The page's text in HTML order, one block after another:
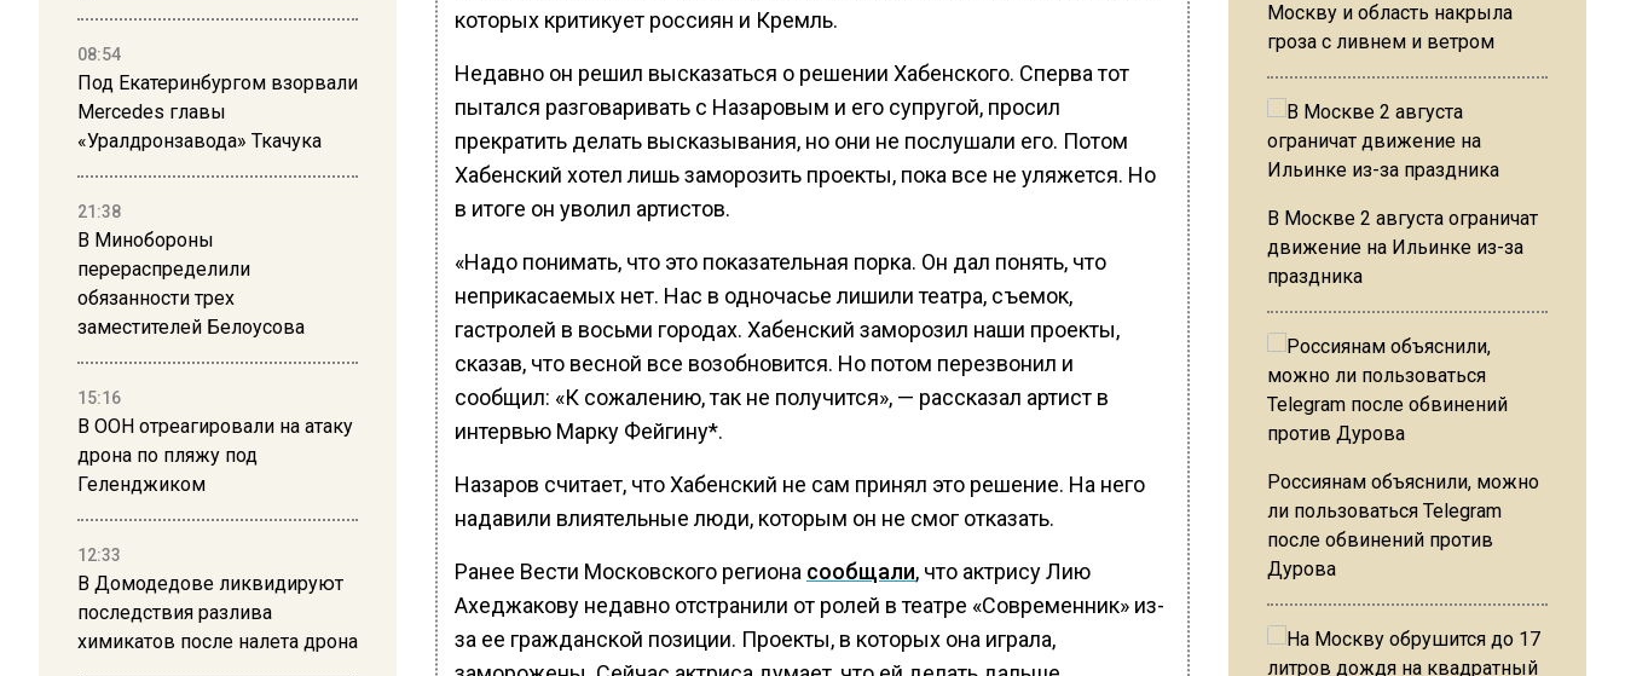
08:54
Под Екатеринбургом взорвали
Mercedes главы
«Уралдронзавода» Ткачука
21:38
В Минобороны
перераспределили
обязанности трех
заместителей Белоусова
15:16
В ООН отреагировали на атаку
дрона по пляжу под
Геленджиком
12:33
В Домодедове ликвидируют
последствия разлива
химикатов после налета дрона
которых критикует россиян и Кремль.
Недавно он решил высказаться о решении Хабенского. Сперва тот
пытался разговаривать с Назаровым и его супругой, просил
прекратить делать высказывания, но они не послушали его. Потом
Хабенский хотел лишь заморозить проекты, пока все не уляжется. Но
в итоге он уволил артистов.
«Надо понимать, что это показательная порка. Он дал понять, что
неприкасаемых нет. Нас в одночасье лишили театра, съемок,
гастролей в восьми городах. Хабенский заморозил наши проекты,
сказав, что весной все возобновится. Но потом перезвонил и
сообщил: «К сожалению, так не получится», — рассказал артист в
интервью Марку Фейгину*.
Назаров считает, что Хабенский не сам принял это решение. На него
надавили влиятельные люди, которым он не смог отказать.
Ранее Вести Московского региона сообщали, что актрису Лию
Ахеджакову недавно отстранили от ролей в театре «Современник» из-
за ее гражданской позиции. Проекты, в которых она играла,
Москву и область накрыла
гроза с ливнем и ветром
В Москве 2 августа ограничат
движение на Ильинке из-за
праздника
Россиянам объяснили, можно
ли пользоваться Telegram
после обвинений против
Дурова